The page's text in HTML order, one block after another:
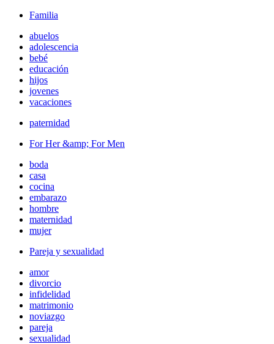
Familia
abuelos
adolescencia
bebé
educación
hijos
jovenes
vacaciones
paternidad
For Her &amp; For Men
boda
casa
cocina
embarazo
hombre
maternidad
mujer
Pareja y sexualidad
amor
divorcio
infidelidad
matrimonio
noviazgo
pareja
sexualidad